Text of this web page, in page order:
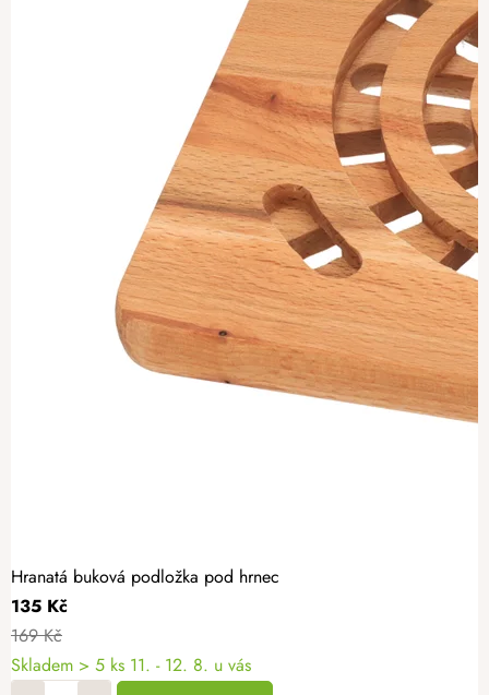
Hranatá buková podložka pod hrnec
135 Kč
169 Kč
Skladem > 5 ks 11. - 12. 8. u vás